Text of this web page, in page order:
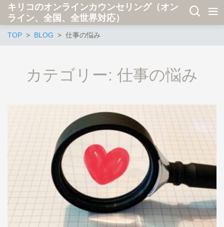
キリコのオンラインカウンセリング（オン
ライン、全国、全世界対応）
TOP BLOG 仕事の悩み
カテゴリー: 仕事の悩み